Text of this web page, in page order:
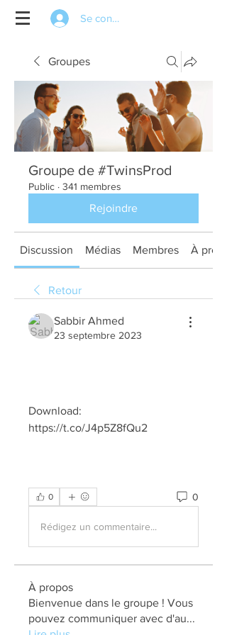
Se connecter
Groupes
Groupe de #TwinsProd
Public · 341 membres
Rejoindre
Discussion Médias Membres À
Retour
Sabbir Ahmed
23 septembre 2023
Download:
https://t.co/J4p5Z8fQu2
0 0
Rédigez un commentaire...
À propos
Bienvenue dans le groupe ! Vous
pouvez communiquer avec d'au...